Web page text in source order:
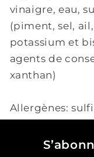
vinaigre, eau,
(piment, sel,
potassium et
agents de
xanthan)
Allergènes: